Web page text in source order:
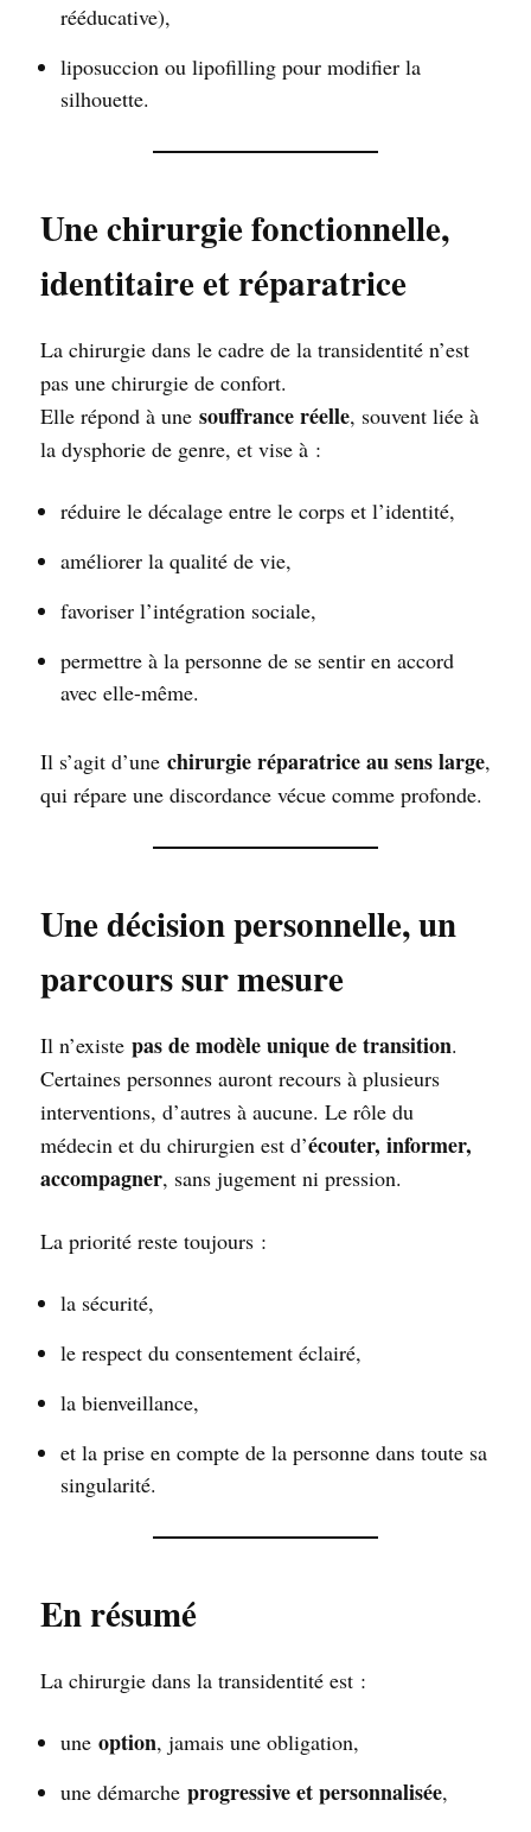
rééducative),
liposuccion ou lipofilling pour modifier la
silhouette.
Une chirurgie fonctionnelle,
identitaire et réparatrice
La chirurgie dans le cadre de la transidentité n’est
pas une chirurgie de confort.
Elle répond à une souffrance réelle, souvent liée à
la dysphorie de genre, et vise à :
réduire le décalage entre le corps et l’identité,
améliorer la qualité de vie,
favoriser l’intégration sociale,
permettre à la personne de se sentir en accord
avec elle-même.
Il s’agit d’une chirurgie réparatrice au sens large,
qui répare une discordance vécue comme profonde.
Une décision personnelle, un
parcours sur mesure
Il n’existe pas de modèle unique de transition.
Certaines personnes auront recours à plusieurs
interventions, d’autres à aucune. Le rôle du
médecin et du chirurgien est d’écouter, informer,
accompagner, sans jugement ni pression.
La priorité reste toujours :
la sécurité,
le respect du consentement éclairé,
la bienveillance,
et la prise en compte de la personne dans toute sa
singularité.
En résumé
La chirurgie dans la transidentité est :
une option, jamais une obligation,
une démarche progressive et personnalisée,